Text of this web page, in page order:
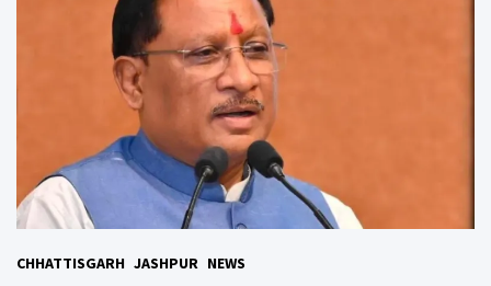
CHHATTISGARH JASHPUR NEWS